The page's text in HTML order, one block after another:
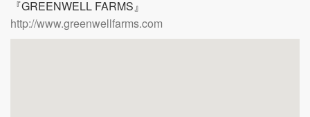
『GREENWELL FARMS』
http://www.greenwellfarms.com